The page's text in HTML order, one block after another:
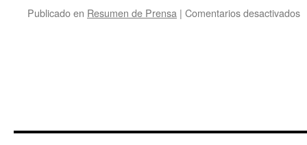
Publicado en Resumen de Prensa | Comentarios desactivados